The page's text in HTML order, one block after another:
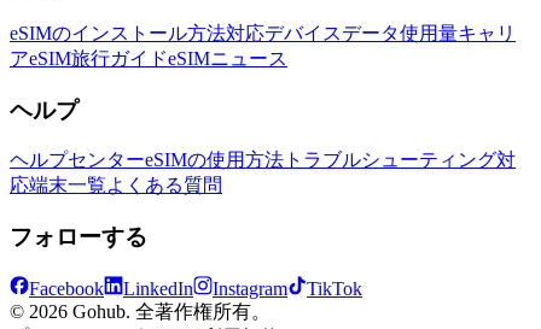
eSIMのインストール方法対応デバイスデータ使用量キャリ
アeSIM旅行ガイドeSIMニュース
ヘルプ
ヘルプセンターeSIMの使用方法 トラブルシューティング対
応端末一覧よくある質問
フォローする
Facebook LinkedIn Instagram
TikTok
© 2026 Gohub. 全著作権所有。